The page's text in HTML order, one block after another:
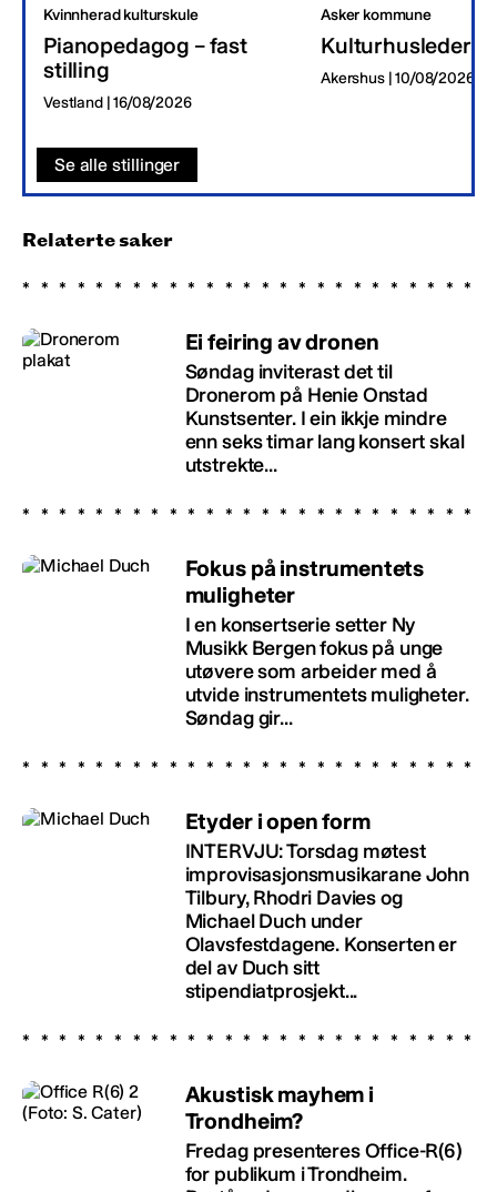
Kvinnherad kulturskule
Pianopedagog – fast
stilling
Vestland | 16/08/2026
Asker kommune
Kulturhusleder
Akershus | 10/08/2026
Se alle stillinger
Relaterte saker
Ei feiring av dronen
Søndag inviterast det til
Dronerom på Henie Onstad
Kunstsenter. I ein ikkje mindre
enn seks timar lang konsert skal
utstrekte...
Fokus på instrumentets
muligheter
I en konsertserie setter Ny
Musikk Bergen fokus på unge
utøvere som arbeider med å
utvide instrumentets muligheter.
Søndag gir...
Etyder i open form
INTERVJU: Torsdag møtest
improvisasjonsmusikarane John
Tilbury, Rhodri Davies og
Michael Duch under
Olavsfestdagene. Konserten er
del av Duch sitt
stipendiatprosjekt...
Akustisk mayhem i
Trondheim?
Fredag presenteres Office-R(6)
for publikum i Trondheim.